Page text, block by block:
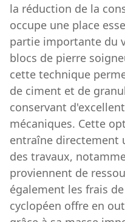
la réduction de la
occupe une place
partie importante du
blocs de pierre
cette technique
de ciment et de
conservant
mécaniques. Cette
entraîne directement
des travaux,
proviennent de
également les frais
cyclopéen offre en